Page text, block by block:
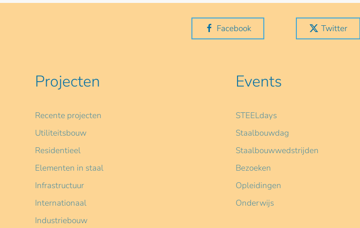
Facebook Twitter
Projecten
Recente projecten
Utiliteitsbouw
Residentieel
Elementen in staal
Infrastructuur
Internationaal
Industriebouw
Events
STEELdays
Staalbouwdag
Staalbouwwedstrijden
Bezoeken
Opleidingen
Onderwijs